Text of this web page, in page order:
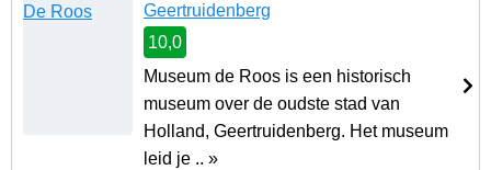
Geertruidenberg
10,0
Museum de Roos is een historisch
museum over de oudste stad van
Holland, Geertruidenberg. Het museum
leid je .. »